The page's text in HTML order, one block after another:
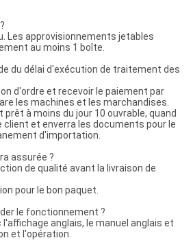
Les approvisionnements jetables
au moins 1 boîte.
du délai d'exécution de traitement des
d'ordre et recevoir le paiement par
les machines et les marchandises.
à moins du jour 10 ouvrable, quand
client et enverra les documents pour le
d'importation.
assurée ?
de qualité avant la livraison de
pour le bon paquet.
le fonctionnement ?
l'affichage anglais, le manuel anglais et
et l'opération.